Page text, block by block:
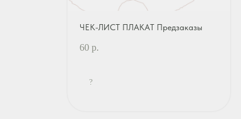
ЧЕК-ЛИСТ ПЛАКАТ Предзаказы
60 р.
?